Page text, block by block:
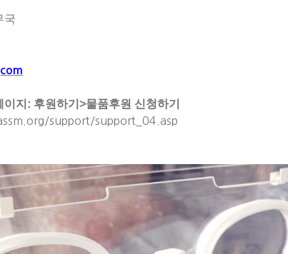
국
지 : 후원하기 >물품후원 신청하기
support/support_04.asp